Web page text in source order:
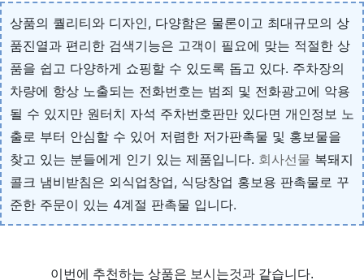
상품의 퀄리티와 디자인, 다양함은 물론이고 최대규모의 상
품진열과 편리한 검색기능은 고객이 필요에 맞는 적절한 상
품을 쉽고 다양하게 쇼핑할 수 있도록 돕고 있다. 주차장의
차량에 항상 노출되는 전화번호는 범죄 및 전화광고에 악용
될 수 있지만 원터치 자석 주차번호판만 있다면 개인정보 노
출로 부터 안심할 수 있어 저렴한 저가판촉물 및 홍보물을
찾고 있는 분들에게 인기 있는 제품입니다. 회사선물 복돼지
콜크 냄비받침은 외식업창업, 식당창업 홍보용 판촉물로 꾸
준한 주문이 있는 4계절 판촉물 입니다.
이번에 추천하는 상품은 보시는것과 같습니다.